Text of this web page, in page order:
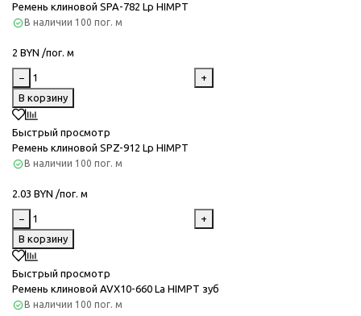
Ремень клиновой SPA-782 Lp HIMPT
В наличии 100 пог. м
2 BYN /пог. м
−
+
В корзину
Быстрый просмотр
Ремень клиновой SPZ-912 Lp HIMPT
В наличии 100 пог. м
2.03 BYN /пог. м
−
+
В корзину
Быстрый просмотр
Ремень клиновой AVX10-660 La HIMPT зуб
В наличии 100 пог. м